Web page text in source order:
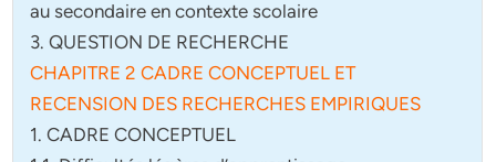
au secondaire en contexte scolaire
3. QUESTION DE RECHERCHE
CHAPITRE 2 CADRE CONCEPTUEL ET
RECENSION DES RECHERCHES EMPIRIQUES
1. CADRE CONCEPTUEL